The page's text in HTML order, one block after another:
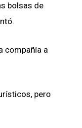
bolsas de
compañía a
pero